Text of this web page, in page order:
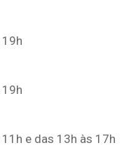
e das 13h às 17h